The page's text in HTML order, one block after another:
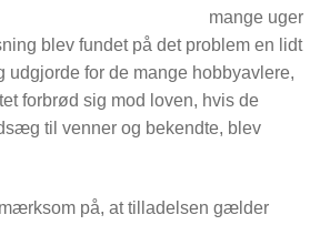
mange uger
blev fundet på det problem en lidt
udgjorde for de mange hobbyavlere,
forbrød sig mod loven, hvis de
til venner og bekendte, blev
på, at tilladelsen gælder